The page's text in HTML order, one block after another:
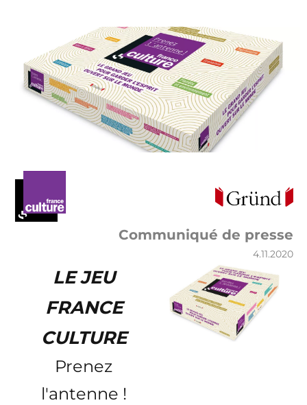
Communiqué de presse
4.11.2020
LE JEU
FRANCE
CULTURE
Prenez
l'antenne !